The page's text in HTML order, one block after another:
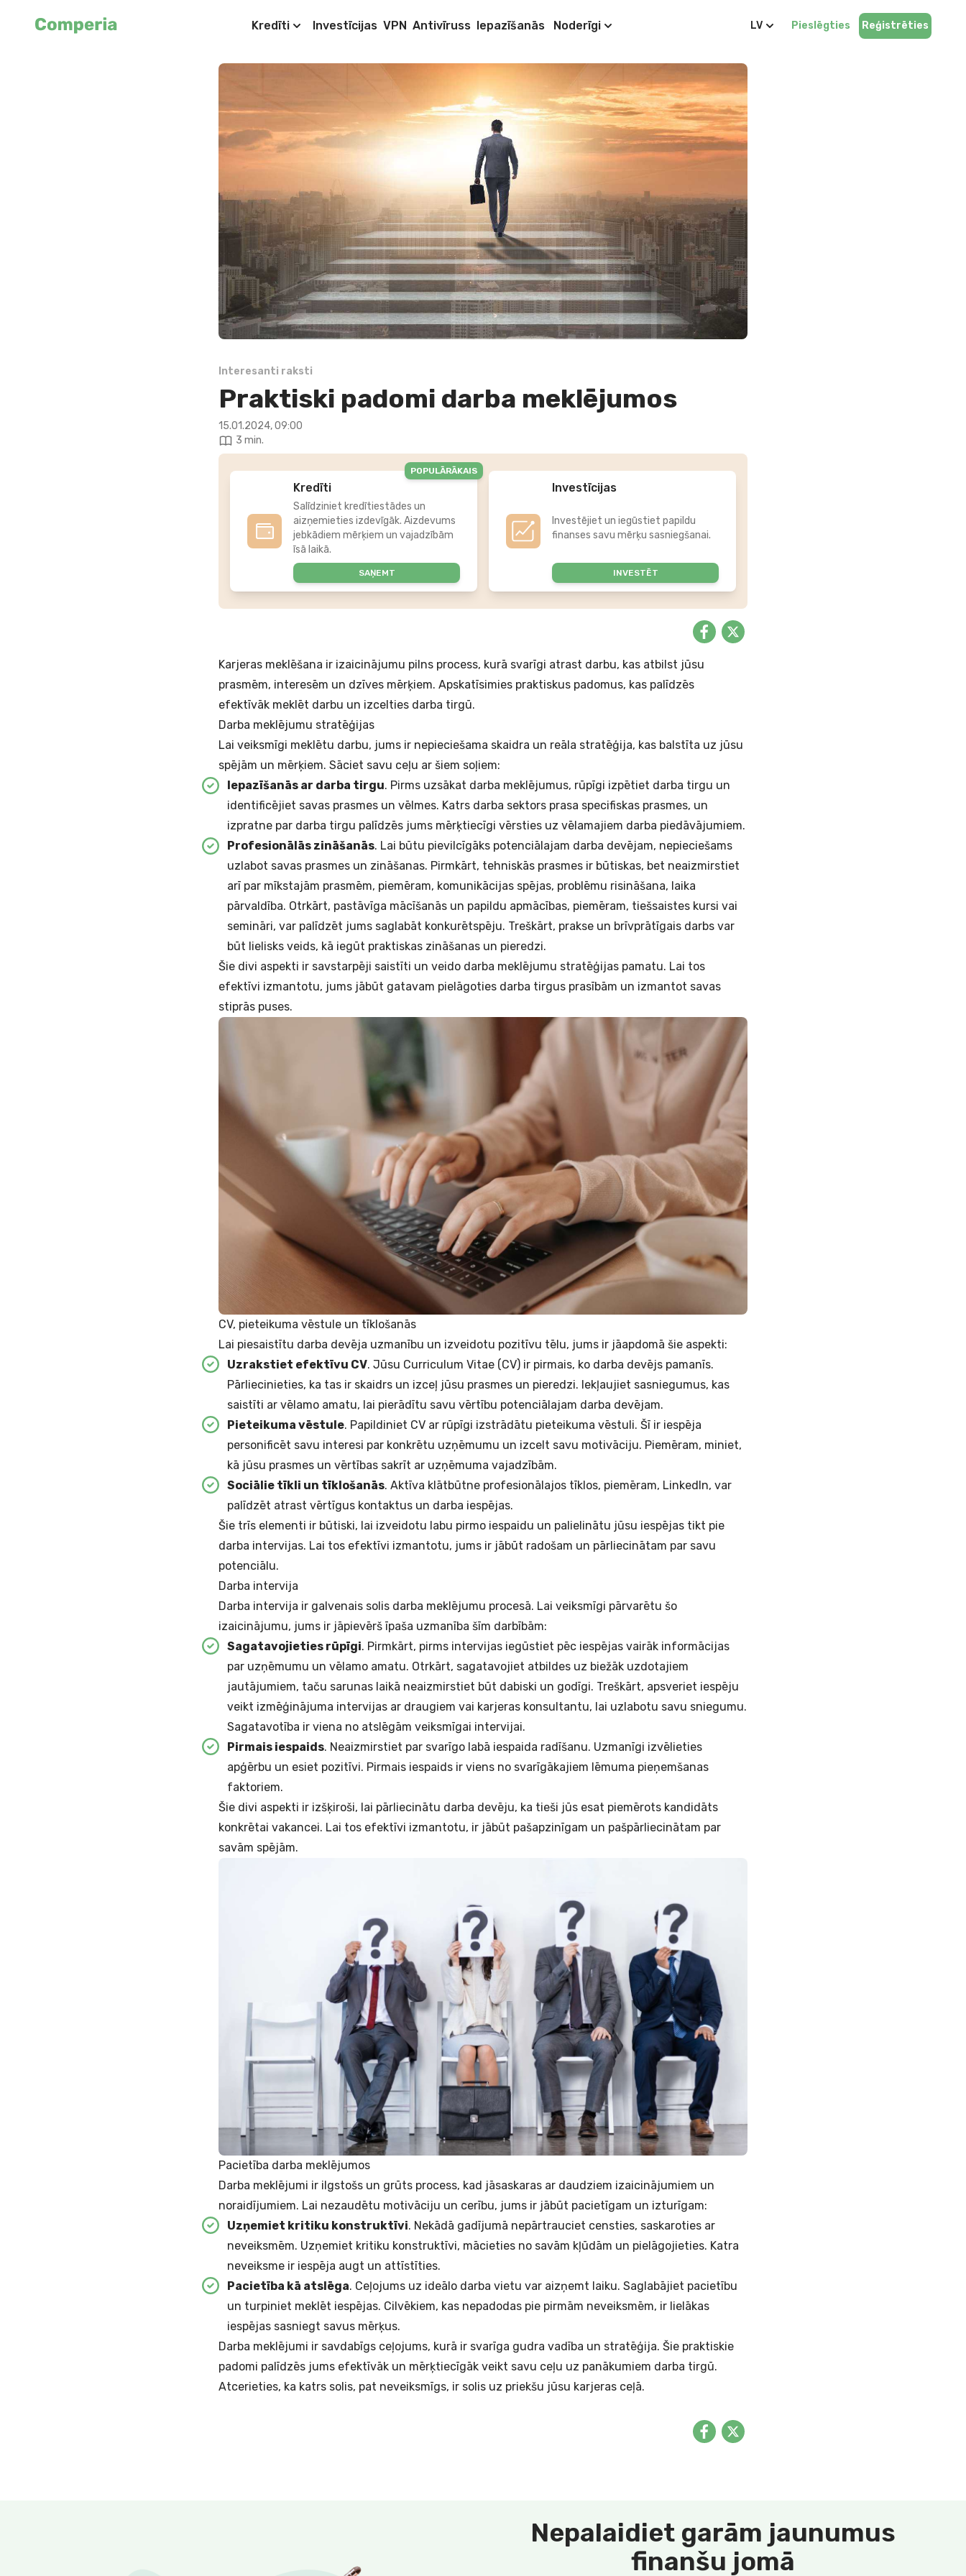
Kredīti Investīcijas VPN Antivīruss Iepazīšanās Noderīgi LV Pieslēgties Reģistrēties
Interesanti raksti
Praktiski padomi darba meklējumos
15.01.2024, 09:00
3 min.
Kredīti
Salīdziniet kredītiestādes un
aizņemieties izdevīgāk. Aizdevums
jebkādiem mērķiem un vajadzībām
īsā laikā.
SAŅEMT
POPULĀRĀKAIS
Investīcijas
Investējiet un iegūstiet papildu
finanses savu mērķu sasniegšanai.
INVESTĒT
Karjeras meklēšana ir izaicinājumu pilns process, kurā svarīgi atrast darbu, kas atbilst jūsu
prasmēm, interesēm un dzīves mērķiem. Apskatīsimies praktiskus padomus, kas palīdzēs
efektīvāk meklēt darbu un izcelties darba tirgū.
Darba meklējumu stratēģijas
Lai veiksmīgi meklētu darbu, jums ir nepieciešama skaidra un reāla stratēģija, kas balstīta uz jūsu
spējām un mērķiem. Sāciet savu ceļu ar šiem soļiem:
Iepazīšanās ar darba tirgu. Pirms uzsākat darba meklējumus, rūpīgi izpētiet darba tirgu un
identificējiet savas prasmes un vēlmes. Katrs darba sektors prasa specifiskas prasmes, un
izpratne par darba tirgu palīdzēs jums mērķtiecīgi vērsties uz vēlamajiem darba piedāvājumiem.
Profesionālās zināšanās. Lai būtu pievilcīgāks potenciālajam darba devējam, nepieciešams
uzlabot savas prasmes un zināšanas. Pirmkārt, tehniskās prasmes ir būtiskas, bet neaizmirstiet
arī par mīkstajām prasmēm, piemēram, komunikācijas spējas, problēmu risināšana, laika
pārvaldība. Otrkārt, pastāvīga mācīšanās un papildu apmācības, piemēram, tiešsaistes kursi vai
semināri, var palīdzēt jums saglabāt konkurētspēju. Treškārt, prakse un brīvprātīgais darbs var
būt lielisks veids, kā iegūt praktiskas zināšanas un pieredzi.
Šie divi aspekti ir savstarpēji saistīti un veido darba meklējumu stratēģijas pamatu. Lai tos
efektīvi izmantotu, jums jābūt gatavam pielāgoties darba tirgus prasībām un izmantot savas
stiprās puses.
CV, pieteikuma vēstule un tīklošanās
Lai piesaistītu darba devēja uzmanību un izveidotu pozitīvu tēlu, jums ir jāapdomā šie aspekti:
Uzrakstiet efektīvu CV. Jūsu Curriculum Vitae (CV) ir pirmais, ko darba devējs pamanīs.
Pārliecinieties, ka tas ir skaidrs un izceļ jūsu prasmes un pieredzi. Iekļaujiet sasniegumus, kas
saistīti ar vēlamo amatu, lai pierādītu savu vērtību potenciālajam darba devējam.
Pieteikuma vēstule. Papildiniet CV ar rūpīgi izstrādātu pieteikuma vēstuli. Šī ir iespēja
personificēt savu interesi par konkrētu uzņēmumu un izcelt savu motivāciju. Piemēram, miniet,
kā jūsu prasmes un vērtības sakrīt ar uzņēmuma vajadzībām.
Sociālie tīkli un tīklošanās. Aktīva klātbūtne profesionālajos tīklos, piemēram, LinkedIn, var
palīdzēt atrast vērtīgus kontaktus un darba iespējas.
Šie trīs elementi ir būtiski, lai izveidotu labu pirmo iespaidu un palielinātu jūsu iespējas tikt pie
darba intervijas. Lai tos efektīvi izmantotu, jums ir jābūt radošam un pārliecinātam par savu
potenciālu.
Darba intervija
Darba intervija ir galvenais solis darba meklējumu procesā. Lai veiksmīgi pārvarētu šo
izaicinājumu, jums ir jāpievērš īpaša uzmanība šīm darbībām:
Sagatavojieties rūpīgi. Pirmkārt, pirms intervijas iegūstiet pēc iespējas vairāk informācijas
par uzņēmumu un vēlamo amatu. Otrkārt, sagatavojiet atbildes uz biežāk uzdotajiem
jautājumiem, taču sarunas laikā neaizmirstiet būt dabiski un godīgi. Treškārt, apsveriet iespēju
veikt izmēģinājuma intervijas ar draugiem vai karjeras konsultantu, lai uzlabotu savu sniegumu.
Sagatavotība ir viena no atslēgām veiksmīgai intervijai.
Pirmais iespaids. Neaizmirstiet par svarīgo labā iespaida radīšanu. Uzmanīgi izvēlieties
apģērbu un esiet pozitīvi. Pirmais iespaids ir viens no svarīgākajiem lēmuma pieņemšanas
faktoriem.
Šie divi aspekti ir izšķiroši, lai pārliecinātu darba devēju, ka tieši jūs esat piemērots kandidāts
konkrētai vakancei. Lai tos efektīvi izmantotu, ir jābūt pašapzinīgam un pašpārliecinātam par
savām spējām.
Pacietība darba meklējumos
Darba meklējumi ir ilgstošs un grūts process, kad jāsaskaras ar daudziem izaicinājumiem un
noraidījumiem. Lai nezaudētu motivāciju un cerību, jums ir jābūt pacietīgam un izturīgam:
Uzņemiet kritiku konstruktīvi. Nekādā gadījumā nepārtrauciet censties, saskaroties ar
neveiksmēm. Uzņemiet kritiku konstruktīvi, mācieties no savām kļūdām un pielāgojieties. Katra
neveiksme ir iespēja augt un attīstīties.
Pacietība kā atslēga. Ceļojums uz ideālo darba vietu var aizņemt laiku. Saglabājiet pacietību
un turpiniet meklēt iespējas. Cilvēkiem, kas nepadodas pie pirmām neveiksmēm, ir lielākas
iespējas sasniegt savus mērķus.
Darba meklējumi ir savdabīgs ceļojums, kurā ir svarīga gudra vadība un stratēģija. Šie praktiskie
padomi palīdzēs jums efektīvāk un mērķtiecīgāk veikt savu ceļu uz panākumiem darba tirgū.
Atcerieties, ka katrs solis, pat neveiksmīgs, ir solis uz priekšu jūsu karjeras ceļā.
Nepalaidiet garām jaunumus
finanšu jomā